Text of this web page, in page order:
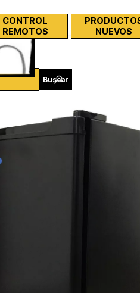
Buscar
CONTROL
REMOTOS
▼
NUEVOS